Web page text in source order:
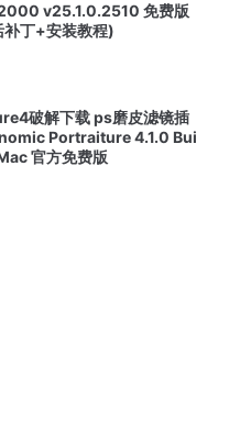
v25.1.0.2510 免费版
补丁+安装教程)
破解下载 ps磨皮滤镜插
Portraiture 4.1.0 Bui
官方免费版